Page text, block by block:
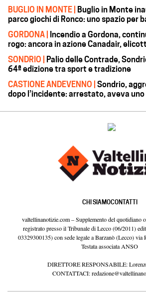
BUGLIO IN MONTE |
Buglio in Monte
parco giochi di Ronco: uno spazio per
GORDONA |
Incendio a Gordona,
rogo: ancora in azione Canadair,
SONDRIO |
Palio delle Contrade,
64ª edizione tra sport e tradizione
CASTIONE ANDEVENNO | Sondrio,
dopo l’incidente: arrestato, aveva
CHI SIAMOCONTATTI
valtellinanotizie.com – Supplemento del quotidiano
registrato presso il Tribunale di Lecco (06/2011)
03329300135) con sede legale a Barzanò (Lecco) via
Testata associata ANSO
DIRETTORE RESPONSABILE:
CONTATTACI: